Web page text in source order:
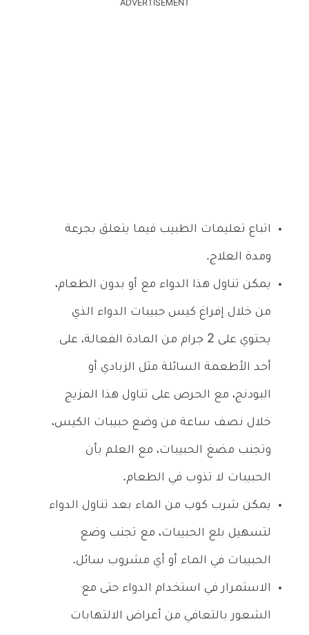
ADVERTISEMENT
اتباع تعليمات الطبيب فيما يتعلق بجرعة
ومدة العلاج.
يمكن تناول هذا الدواء مع أو بدون الطعام،
من خلال إفراغ كيس حبيبات الدواء الذي
يحتوي على 2 جرام من المادة الفعالة، على
أحد الأطعمة السائلة مثل الزبادي أو
البودنج، مع الحرص على تناول هذا المزيج
خلال نصف ساعة من وضع حبيبات الكيس،
وتجنب مضغ الحبيبات، مع العلم بأن
الحبيبات لا تذوب في الطعام.
يمكن شرب كوب من الماء بعد تناول الدواء
لتسهيل بلع الحبيبات، مع تجنب وضع
الحبيبات في الماء أو أي مشروب سائل.
الاستمرار في استخدام الدواء حتى مع
الشعور بالتعافي من أعراض الالتهابات